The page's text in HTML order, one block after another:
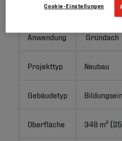
Velíková,
Anwendung Gründach
Projekttyp Neubau
Gebäudetyp
Oberfläche 348 m²
Cookie-Einstellungen